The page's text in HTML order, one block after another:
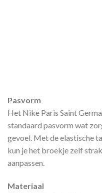
Pasvorm
Het Nike Paris Saint
standaard pasvorm wat
gevoel. Met de elastische
kun je het broekje zelf
aanpassen.
Materiaal